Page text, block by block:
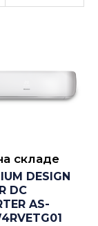
складе
DESIGN
DC
AS-